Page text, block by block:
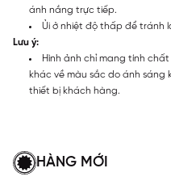
ánh nắng trực tiếp.
Ủi ở nhiệt độ thấp để tránh
Lưu ý:
Hình ảnh chỉ mang tính
khác về màu sắc do ánh sáng
thiết bị khách hàng.
HÀNG MỚI